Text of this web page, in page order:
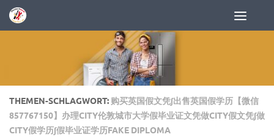
Zum Inhalt springen
THEMEN-SCHLAGWORT: 购买英国假文凭∫出售英国假学历【微信
857767150】办理CITY伦敦城市大学假毕业证文凭做CITY假文凭∫做
CITY假学历∫假毕业证学历FAKE DIPLOMA